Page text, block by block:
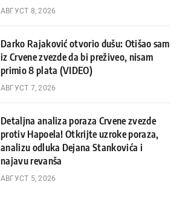
АВГУСТ 8, 2026
Darko Rajaković otvorio dušu: Otišao sam
iz Crvene zvezde da bi preživeo, nisam
primio 8 plata (VIDEO)
АВГУСТ 7, 2026
Detaljna analiza poraza Crvene zvezde
protiv Hapoela! Otkrijte uzroke poraza,
analizu odluka Dejana Stankovića i
najavu revanša
АВГУСТ 5, 2026